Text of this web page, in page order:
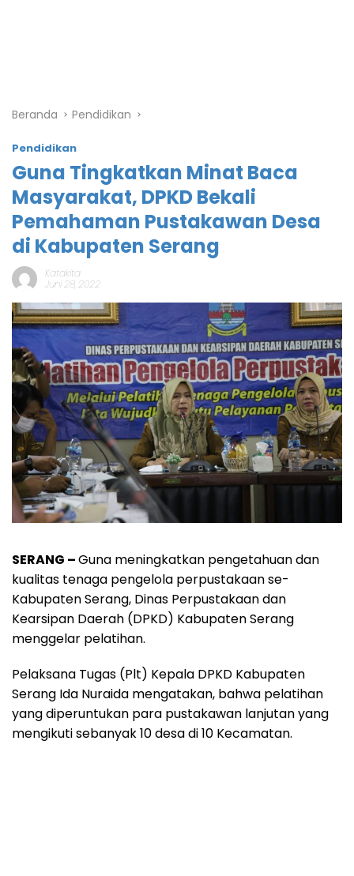
Beranda Pendidikan
Pendidikan
Guna Tingkatkan Minat Baca
Masyarakat, DPKD Bekali
Pemahaman Pustakawan Desa
di Kabupaten Serang
Katakita
Juni 28, 2022
SERANG –Guna meningkatkan pengetahuan dan
kualitas tenaga pengelola perpustakaan se-
Kabupaten Serang, Dinas Perpustakaan dan
Kearsipan Daerah (DPKD) Kabupaten Serang
menggelar pelatihan.
Pelaksana Tugas (Plt) Kepala DPKD Kabupaten
Serang Ida Nuraida mengatakan, bahwa pelatihan
yang diperuntukan para pustakawan lanjutan yang
mengikuti sebanyak 10 desa di 10 Kecamatan.